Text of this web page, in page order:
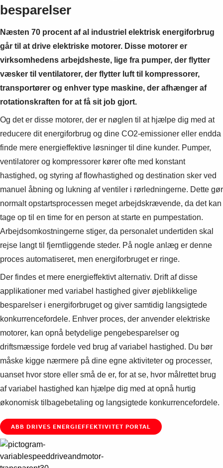
besparelser
Næsten 70 procent af al industriel elektrisk energiforbrug
går til at drive elektriske motorer. Disse motorer er
virksomhedens arbejdsheste, lige fra pumper, der flytter
væsker til ventilatorer, der flytter luft til kompressorer,
transportører og enhver type maskine, der afhænger af
rotationskraften for at få sit job gjort.
Og det er disse motorer, der er nøglen til at hjælpe dig med at
reducere dit energiforbrug og dine CO2-emissioner eller endda
finde mere energieffektive løsninger til dine kunder. Pumper,
ventilatorer og kompressorer kører ofte med konstant
hastighed, og styring af flowhastighed og destination sker ved
manuel åbning og lukning af ventiler i rørledningerne. Dette gør
normalt opstartsprocessen meget arbejdskrævende, da det kan
tage op til en time for en person at starte en pumpestation.
Arbejdsomkostningerne stiger, da personalet undertiden skal
rejse langt til fjerntliggende steder. På nogle anlæg er denne
proces automatiseret, men energiforbruget er ringe.
Der findes et mere energieffektivt alternativ. Drift af disse
applikationer med variabel hastighed giver øjeblikkelige
besparelser i energiforbruget og giver samtidig langsigtede
konkurrencefordele. Enhver proces, der anvender elektriske
motorer, kan opnå betydelige pengebesparelser og
driftsmæssige fordele ved brug af variabel hastighed. Du bør
måske kigge nærmere på dine egne aktiviteter og processer,
uanset hvor store eller små de er, for at se, hvor målrettet brug
af variabel hastighed kan hjælpe dig med at opnå hurtig
økonomisk tilbagebetaling og langsigtede konkurrencefordele.
ABB DRIVES ENERGIEFFEKTIVITET PORTAL